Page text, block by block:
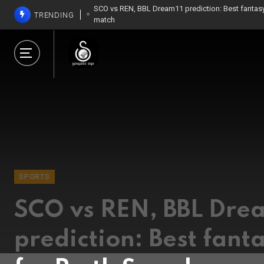
TRENDING
SCO vs REN, BBL Dream11 prediction: Best
match
SCO vs REN, BBL Dream11 prediction: Best
India slip to No 3 in
rankings after